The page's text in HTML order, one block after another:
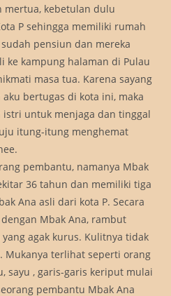
mertua, kebetulan dulu
P sehingga memiliki rumah
pensiun dan mereka
ke kampung halaman di Pulau
masa tua. Karena sayang
bertugas di kota ini, maka
untuk menjaga dan tinggal
itung-itung menghemat
pembantu, namanya Mbak
36 tahun dan memiliki tiga
Ana asli dari kota P. Secara
Mbak Ana, rambut
agak kurus. Kulitnya tidak
Mukanya terlihat seperti orang
sayu , garis-garis keriput mulai
pembantu Mbak Ana